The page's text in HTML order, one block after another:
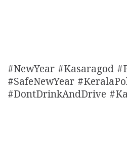
#NewYear #Kasaragod
#SafeNewYear
#DontDrinkAndDrive